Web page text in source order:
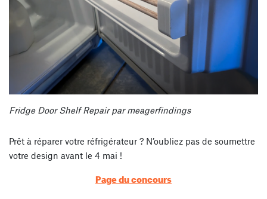
Fridge Door Shelf Repair par meagerfindings
Prêt à réparer votre réfrigérateur ? N’oubliez pas de soumettre
votre design avant le 4 mai !
Page du concours